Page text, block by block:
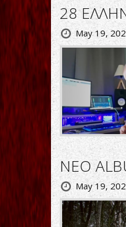
28
May 19,
ΝΕΟ
May 19,